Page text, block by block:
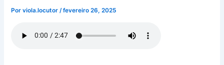
Porviola.locutor/fevereiro 26, 2025